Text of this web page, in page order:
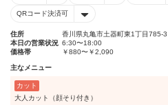
QRコード決済可
住所
香川県丸亀市土器町東1丁目785-3
本日の営業状況 6:30〜18:00
価格帯
￥880〜￥2,090
主なメニュー
カット
大人カット（顔そり付き）